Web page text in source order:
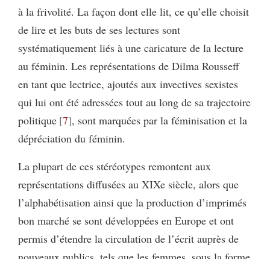
à la frivolité. La façon dont elle lit, ce qu’elle choisit
de lire et les buts de ses lectures sont
systématiquement liés à une caricature de la lecture
au féminin. Les représentations de Dilma Rousseff
en tant que lectrice, ajoutés aux invectives sexistes
qui lui ont été adressées tout au long de sa trajectoire
politique 7 , sont marquées par la féminisation et la
dépréciation du féminin.
La plupart de ces stéréotypes remontent aux
représentations diffusées au XIXe siècle, alors que
l’alphabétisation ainsi que la production d’imprimés
bon marché se sont développées en Europe et ont
permis d’étendre la circulation de l’écrit auprès de